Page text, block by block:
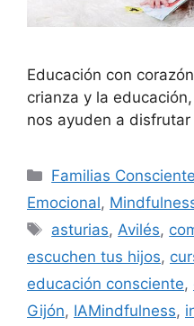
Educación con
crianza y la
nos ayuden a
Familias
Emocional,
asturias,Avilés,
escuchen tus hijos,
educación consciente,
Gijón, IAMindfulness,